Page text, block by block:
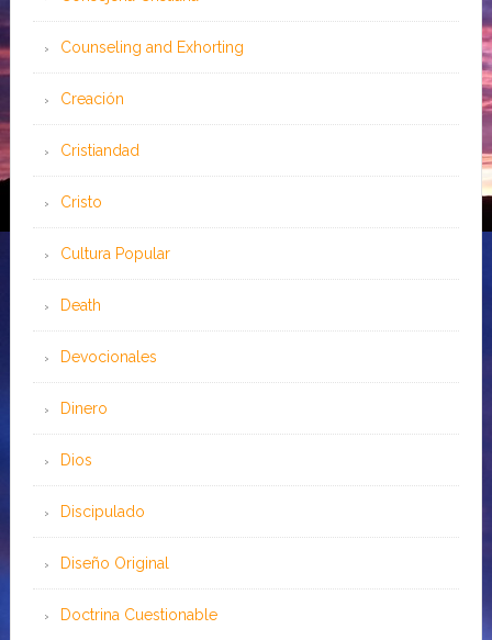
Counseling and Exhorting
Creación
Cristiandad
Cristo
Cultura Popular
Death
Devocionales
Dinero
Dios
Discipulado
Diseño Original
Doctrina Cuestionable